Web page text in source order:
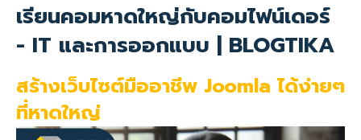
เรียนคอมหาดใหญ่กับคอมไฟน์เดอร์
- IT และการออกแบบ | BLOGTIKA
สร้างเว็บไซต์มืออาชีพ Joomla ได้ง่ายๆ
ที่หาดใหญ่